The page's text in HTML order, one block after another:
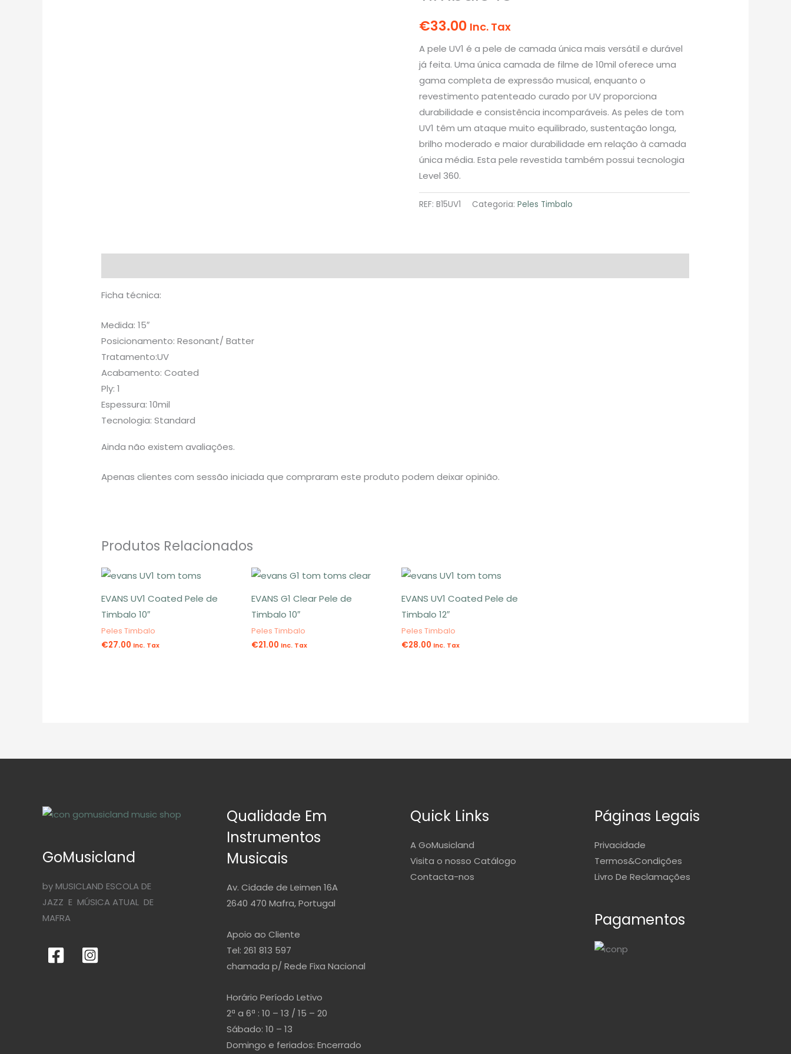
€33.00 Inc. Tax
A pele UV1 é a pele de camada única mais versátil e durável
já feita. Uma única camada de filme de 10mil oferece uma
gama completa de expressão musical, enquanto o
revestimento patenteado curado por UV proporciona
durabilidade e consistência incomparáveis. As peles de tom
UV1 têm um ataque muito equilibrado, sustentação longa,
brilho moderado e maior durabilidade em relação à camada
única média. Esta pele revestida também possui tecnologia
Level 360.
REF: B15UV1 Categoria: Peles Timbalo
Ficha técnica:
Medida: 15″
Posicionamento: Resonant/ Batter
Tratamento:UV
Acabamento: Coated
Ply: 1
Espessura: 10mil
Tecnologia: Standard
Ainda não existem avaliações.
Apenas clientes com sessão iniciada que compraram este produto podem deixar opinião.
Produtos Relacionados
EVANS UV1 Coated Pele de
Timbalo 10″
Peles Timbalo
€27.00 Inc. Tax
EVANS G1 Clear Pele de
Timbalo 10″
Peles Timbalo
€21.00 Inc. Tax
EVANS UV1 Coated Pele de
Timbalo 12″
Peles Timbalo
€28.00 Inc. Tax
GoMusicland
by MUSICLAND ESCOLA DE
JAZZ E MÚSICA ATUAL DE
MAFRA
Qualidade Em
Instrumentos
Musicais
Av. Cidade de Leimen 16A
2640 470 Mafra, Portugal
Apoio ao Cliente
Tel: 261 813 597
chamada p/ Rede Fixa Nacional
Horário Período Letivo
2ª a 6ª : 10 – 13 / 15 – 20
Sábado: 10 – 13
Domingo e feriados: Encerrado
Quick Links
A GoMusicland
Visita o nosso Catálogo
Contacta-nos
Páginas Legais
Privacidade
Termos&Condições
Livro De Reclamações
Pagamentos